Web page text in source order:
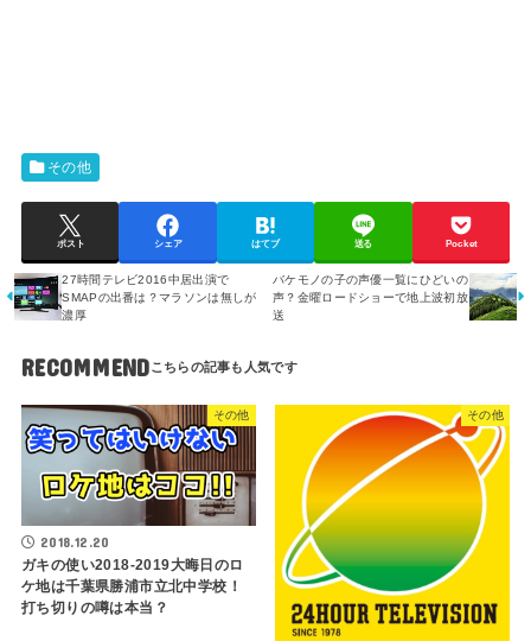
その他
ポスト シェア はてブ 送る Pocket
27時間テレビ2016中居出演で
SMAPの出番は？マラソンは無しが
濃厚
バケモノの子の声優一覧にひどいの
声？金曜ロードショーで地上波初放
送
RECOMMEND
その他
2018.12.20
ガキの使い2018-2019大晦日のロ
ケ地は千葉県勝浦市立北中学校！
打ち切りの噂は本当？
その他